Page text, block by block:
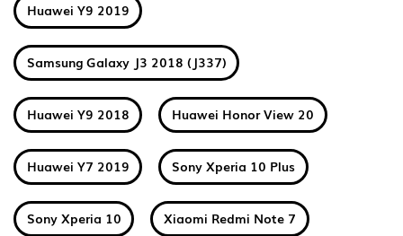
Huawei Y9 2019
Samsung Galaxy J3 2018 (J337)
Huawei Y9 2018 Huawei Honor View 20
Huawei Y7 2019 Sony Xperia 10 Plus
Sony Xperia 10 Xiaomi Redmi Note 7